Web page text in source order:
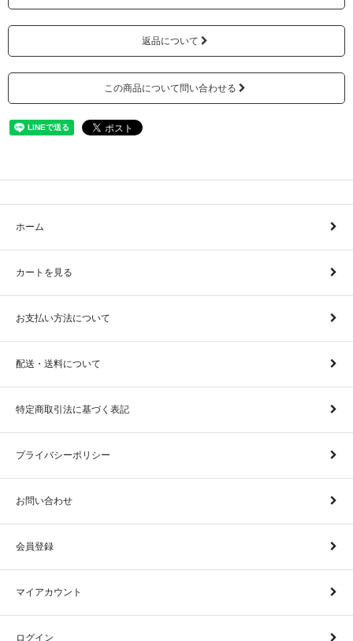
返品について
この商品について問い合わせる
ホーム
カートを見る
お支払い方法について
配送・送料について
特定商取引法に基づく表記
プライバシーポリシー
お問い合わせ
会員登録
マイアカウント
ログイン